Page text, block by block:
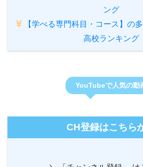
ング
【学べる専門科目・コース】の
高校ランキング
YouTubeで人気の動
CH登録はこちら